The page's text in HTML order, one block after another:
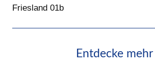
Friesland 01b
Entdecke mehr